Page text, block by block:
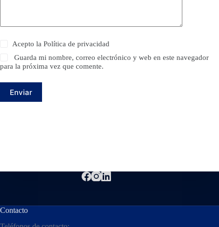
Acepto laPolítica de privacidad
Guarda mi nombre, correo electrónico y web en este navegador
para la próxima vez que comente.
Enviar
Contacto